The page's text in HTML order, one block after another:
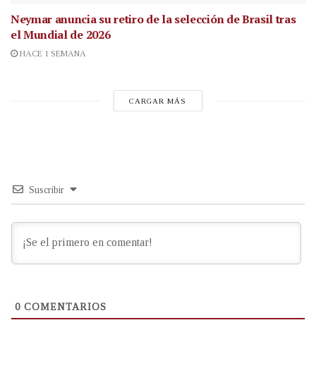
Neymar anuncia su retiro de la selección de Brasil tras
el Mundial de 2026
HACE 1 SEMANA
CARGAR MÁS
Suscribir
0 COMENTARIOS